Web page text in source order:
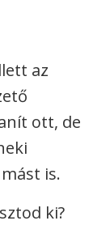
az
ott, de
is.
ki?